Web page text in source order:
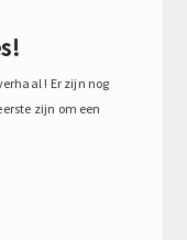
! Er zijn nog
zijn om een